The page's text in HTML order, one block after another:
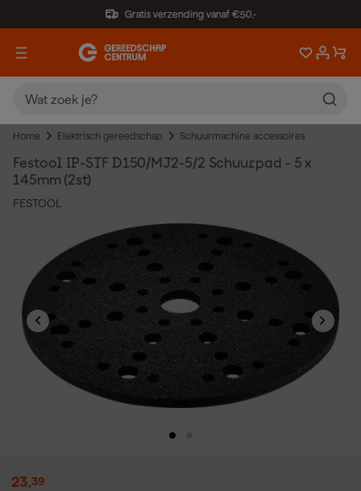
Gratis verzending vanaf €50,-
Home Elektrisch gereedschap Schuurmachine accessoires
Festool IP-STF D150/MJ2-5/2 Schuurpad - 5 x
145mm (2st)
FESTOOL
23,39